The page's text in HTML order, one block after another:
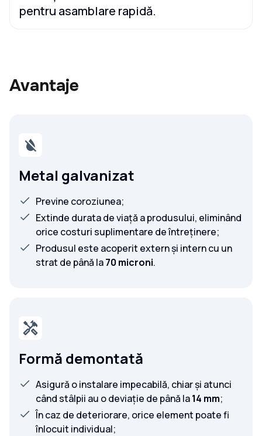
pentru asamblare rapidă.
Avantaje
Metal galvanizat
Previne coroziunea;
Extinde durata de viață a produsului, eliminând
orice costuri suplimentare de întreținere;
Produsul este acoperit extern și intern cu un
strat de până la70 microni.
Formă demontată
Asigură o instalare impecabilă, chiar și atunci
când stâlpii au o deviație de până la14 mm;
În caz de deteriorare, orice element poate fi
înlocuit individual;